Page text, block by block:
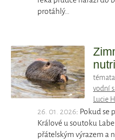
protáhlý…
vodní
Lucie
26. 01. 2026: Pokud se
Králové u soutoku
přátelským výrazem a